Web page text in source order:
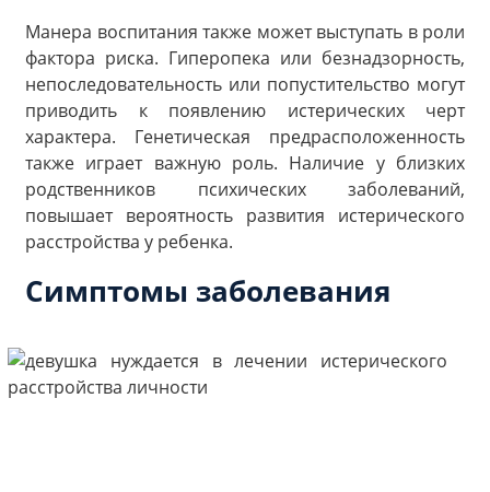
Манера воспитания также может выступать в роли
фактора риска. Гиперопека или безнадзорность,
непоследовательность или попустительство могут
приводить к появлению истерических черт
характера. Генетическая предрасположенность
также играет важную роль. Наличие у близких
родственников психических заболеваний,
повышает вероятность развития истерического
расстройства у ребенка.
Симптомы заболевания